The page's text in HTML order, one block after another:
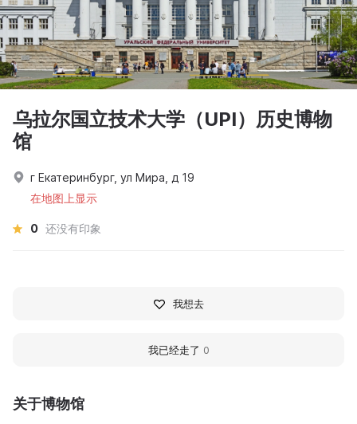
关于博物馆
乌拉尔国立技术大学（UPI）历史博物
馆
г Екатеринбург, ул Мира, д 19
在地图上显示
0 还没有印象
我想去
我已经走了 0